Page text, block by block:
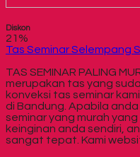
Diskon
21%
Tas Seminar Selempang
TAS SEMINAR PALING
merupakan tas yang
konveksi tas seminar
di Bandung. Apabila
seminar yang murah
keinginan anda sendiri,
sangat tepat. Kami